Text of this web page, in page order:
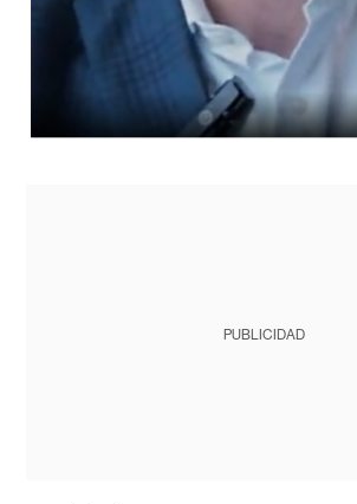
PUBLICIDAD